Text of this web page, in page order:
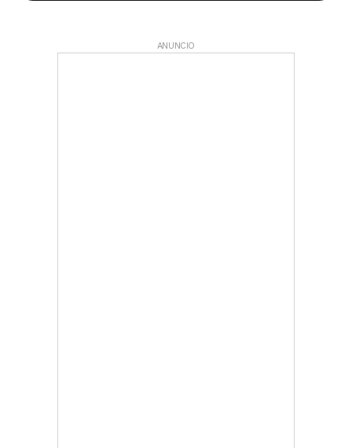
ANUNCIO